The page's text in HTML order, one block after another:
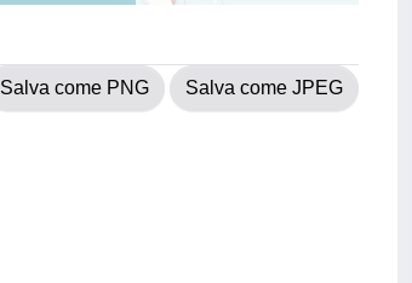
Salva come PNG Salva come JPEG